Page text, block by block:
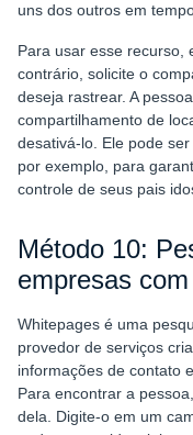
uns dos outros em
Para usar esse recurso,
contrário, solicite o
deseja rastrear. A
compartilhamento de
desativá-lo. Ele pode
por exemplo, para
controle de seus pais
Método 10:
empresas
Whitepages é uma
provedor de serviços
informações de contato
Para encontrar a
dela. Digite-o em um